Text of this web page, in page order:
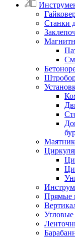
Станки
Прямые